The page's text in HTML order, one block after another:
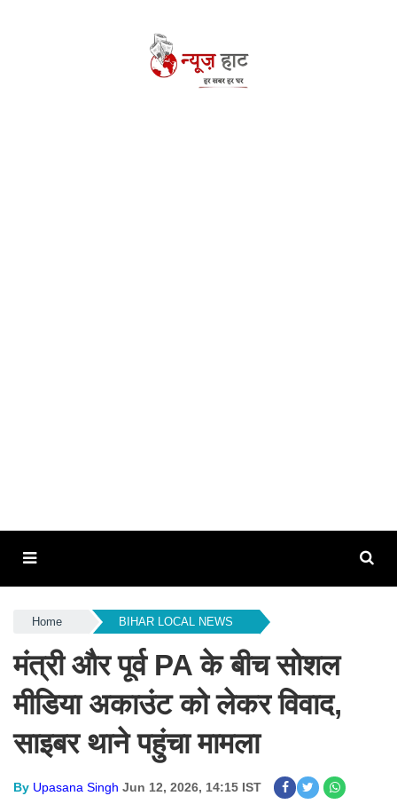
Home BIHAR LOCAL NEWS
मंत्री और पूर्व PA के बीच सोशल
मीडिया अकाउंट को लेकर विवाद,
साइबर थाने पहुंचा मामला
By Upasana Singh Jun 12, 2026, 14:15 IST